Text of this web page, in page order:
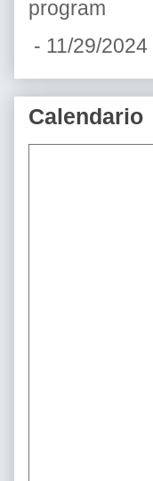
program
- 11/29/2024
Calendario